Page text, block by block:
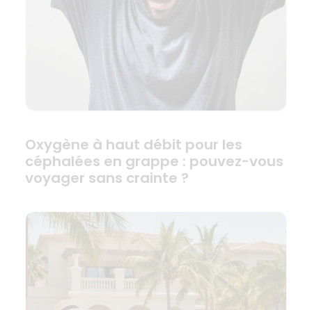
Oxygène à haut débit pour les
céphalées en grappe : pouvez-vous
voyager sans crainte ?